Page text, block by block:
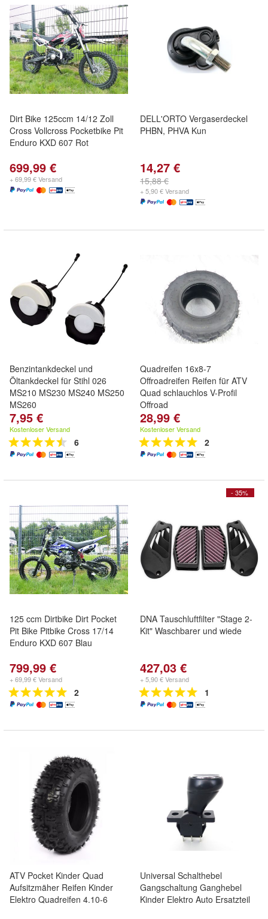
Dirt Bike 125ccm 14/12 Zoll
Cross Vollcross Pocketbike Pit
Enduro KXD 607 Rot
699,99 €
+ 69,99 € Versand
DELL'ORTO Vergaserdeckel
PHBN, PHVA Kun
14,27 €
15,88 €
+ 5,90 € Versand
Benzintankdeckel und
Öltankdeckel für Stihl 026
MS210 MS230 MS240 MS250
MS260
7,95 €
Kostenloser Versand
6
Quadreifen 16x8-7
Offroadreifen Reifen für ATV
Quad schlauchlos V-Profil
Offroad
28,99 €
Kostenloser Versand
2
125 ccm Dirtbike Dirt Pocket
Pit Bike Pitbike Cross 17/14
Enduro KXD 607 Blau
799,99 €
+ 69,99 € Versand
2
- 35%
DNA Tauschluftfilter "Stage 2-
Kit" Waschbarer und wiede
427,03 €
+ 5,90 € Versand
1
ATV Pocket Kinder Quad
Aufsitzmäher Reifen Kinder
Elektro Quadreifen 4.10-6
Universal Schalthebel
Gangschaltung Ganghebel
Kinder Elektro Auto Ersatzteil